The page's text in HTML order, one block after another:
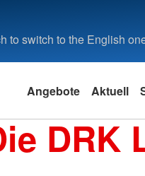
to switch to the English
Angebote Aktuell
DRK